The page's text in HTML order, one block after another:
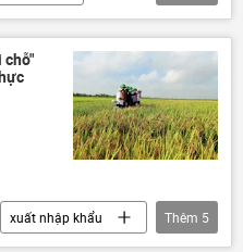
chỗ"
xuất nhập khẩu
Thêm 5